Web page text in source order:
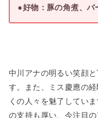
●好物：豚の角煮、バ
中川アナの明るい笑顔
す。また、ミス慶應の
くの人々を魅了してい
の支持も厚い、今注目